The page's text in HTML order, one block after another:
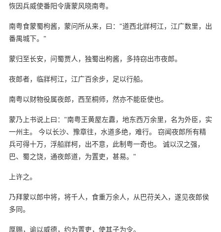
恢因兵威使番阳令唐蒙风晓南粤。
南粤食蒙蜀枸酱，蒙问所从来，曰："道西北牂柯江，江广数里，出
番禺城下。"
蒙归至长安，问蜀贾人，独蜀出枸酱，多持窃出市夜郎。
夜郎者，临牂柯江，江广百余步，足以行船。
南粤以财物役属夜郎，西至桐师，然亦不能臣使也。
蒙乃上书说上曰："南粤王黄屋左纛，地东西万余里，名为外臣，实
一州主。 今以长沙、豫章往，水道多绝，难行。 窃闻夜郎所有精
兵可得十万，浮船牂柯，出不意，此制粤一奇也。 诚以汉之强，
巴、蜀之饶，通夜郎道，为置吏，甚易。"
上许之。
乃拜蒙以郎中将，将千人，食重万余人，从巴苻关入，遂见夜郎侯
多同。
厚赐，谕以威德，约为置吏，使其子为令。